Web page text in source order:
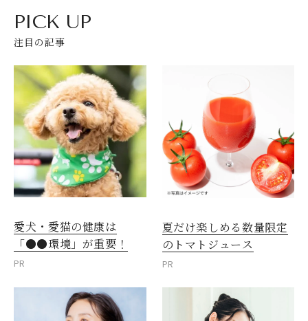
PICK UP
注目の記事
愛犬・愛猫の健康は
「●●環境」が重要！
PR
夏だけ楽しめる数量限定
のトマトジュース
PR